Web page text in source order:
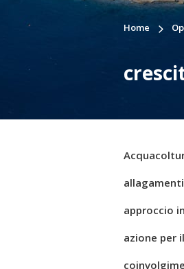
Home
allagamenti
approccio
azione per